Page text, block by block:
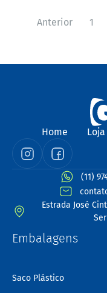
Anterior 1
Home
(11)
Estrada José
Embalagens
Saco Plástico